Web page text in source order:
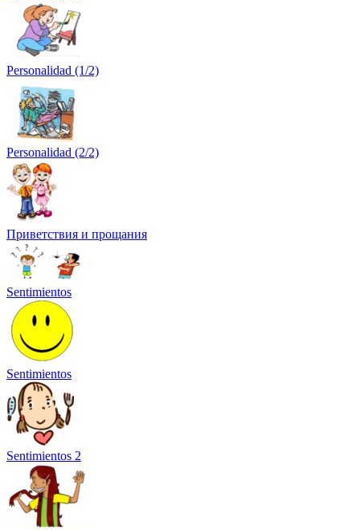
Personalidad (1/2)
Personalidad (2/2)
Приветствия и прощания
Sentimientos
Sentimientos
Sentimientos 2